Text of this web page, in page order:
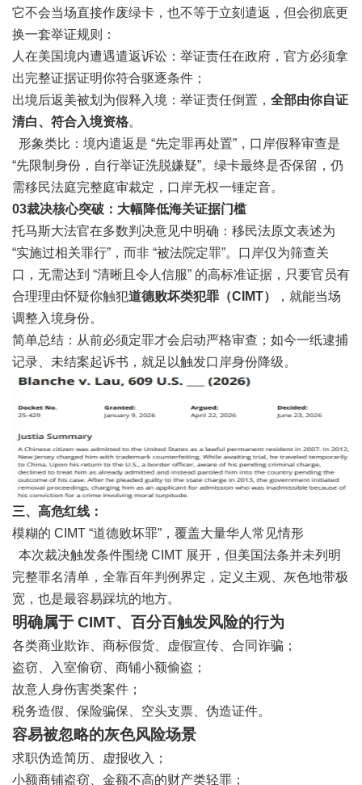
它不会当场直接作废绿卡，也不等于立刻遣返，但会彻底更
换一套举证规则：
人在美国境内遭遇遣返诉讼：举证责任在政府，官方必须拿
出完整证据证明你符合驱逐条件；
出境后返美被划为假释入境：举证责任倒置， 全部由你自证
清白、符合入境资格。
形象类比：境内遣返是 “先定罪再处置”，口岸假释审查是
“先限制身份，自行举证洗脱嫌疑”。绿卡最终是否保留，仍
需移民法庭完整庭审裁定，口岸无权一锤定音。
03裁决核心突破：大幅降低海关证据门槛
托马斯大法官在多数判决意见中明确：移民法原文表述为
“实施过相关罪行”，而非 “被法院定罪”。口岸仅为筛查关
口，无需达到 “清晰且令人信服” 的高标准证据，只要官员有
合理理由怀疑你触犯道德败坏类犯罪（CIMT）
，就能当场
调整入境身份。
简单总结：从前必须定罪才会启动严格审查；如今一纸逮捕
记录、未结案起诉书，就足以触发口岸身份降级。
三、高危红线：
模糊的 CIMT “道德败坏罪”，覆盖大量华人常见情形
本次裁决触发条件围绕 CIMT 展开，但美国法条并未列明
完整罪名清单，全靠百年判例界定，定义主观、灰色地带极
宽，也是最容易踩坑的地方。
明确属于 CIMT、百分百触发风险的行为
各类商业欺诈、商标假货、虚假宣传、合同诈骗；
盗窃、入室偷窃、商铺小额偷盗；
故意人身伤害类案件；
税务造假、保险骗保、空头支票、伪造证件。
容易被忽略的灰色风险场景
求职伪造简历、虚报收入；
小额商铺盗窃、金额不高的财产类轻罪；